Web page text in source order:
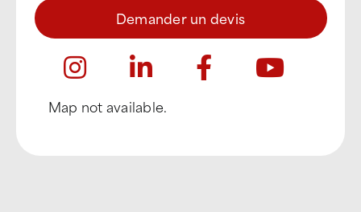
Demander un devis
Map not available.